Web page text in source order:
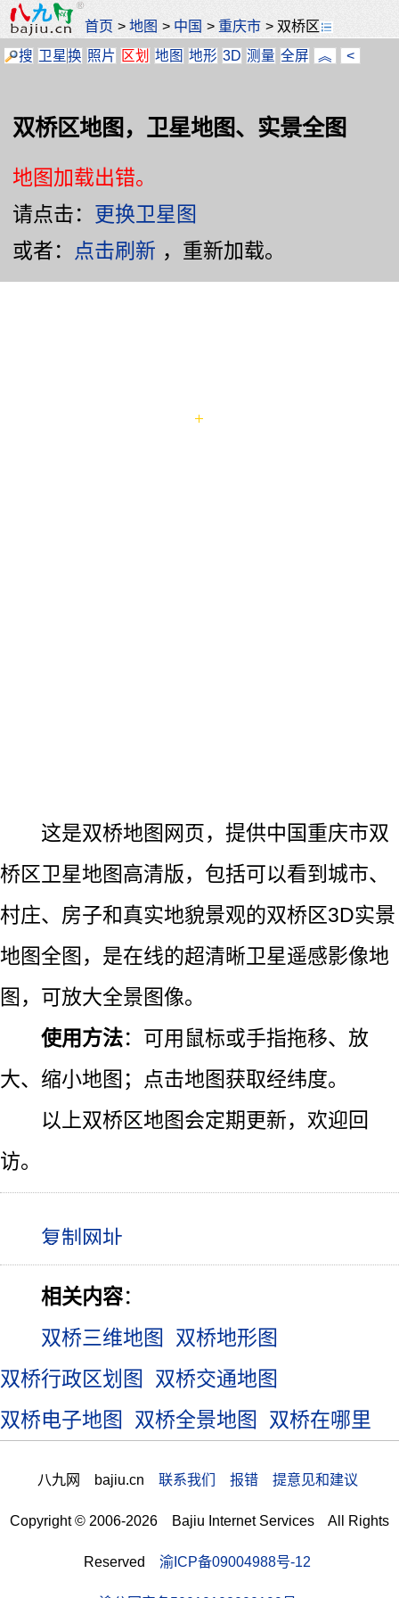
首页 >地图 > 中国 >重庆市 > 双桥区
搜 卫星换 照片 区划 地图 地形 3D 测量 全屏 ︽ <
双桥区地图，卫星地图、实景全图
地图加载出错。
请点击： 更换卫星图
或者：
点击刷新 ，重新加载。
这是双桥地图网页，提供中国重庆市双
桥区卫星地图高清版，包括可以看到城市、
村庄、房子和真实地貌景观的双桥区3D实景
地图全图，是在线的超清晰卫星遥感影像地
图，可放大全景图像。
使用方法：可用鼠标或手指拖移、放
大、缩小地图；点击地图获取经纬度。
以上双桥区地图会定期更新，欢迎回
访。
相关内容：
双桥三维地图
双桥地形图
双桥行政区划图
双桥交通地图
双桥电子地图
双桥全景地图 双桥在哪里
八九网 bajiu.cn 联系我们 报错 提意见和建议
Copyright © 2006-2026 Bajiu Internet Services All Rights
Reserved 渝ICP备09004988号-12